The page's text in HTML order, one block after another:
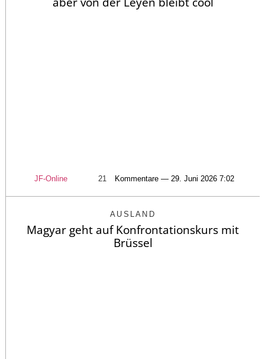
JF-Online 21 Kommentare — 29. Juni 2026 7:02
AUSLAND
Magyar geht auf Konfrontationskurs mit
Brüssel